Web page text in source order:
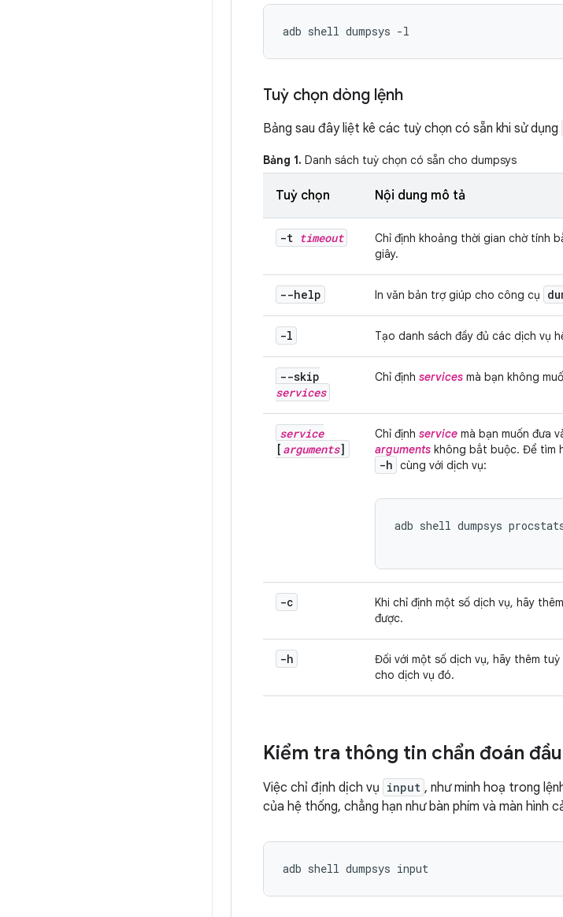
Tuỳ chọn dòng lệnh
Bảng sau đây liệt kê các tuỳ chọn có sẵn khi sử dụng
Bảng 1. Danh sách tuỳ chọn có sẵn cho dumpsys
Tuỳ chọn Nội dung mô tả
-t timeout
Chỉ định khoảng thời gian chờ tính
giây.
--help In văn bản trợ giúp cho công cụ
-l Tạo danh sách đầy đủ các dịch vụ
--skip
services
Chỉ định services mà bạn không
service
[ arguments]
Chỉ định service mà bạn muốn đưa
arguments không bắt buộc. Để tìm
-h cùng với dịch vụ:
adb shell dumpsys
-c
Khi chỉ định một số dịch vụ, hãy
được.
-h
Đối với một số dịch vụ, hãy thêm
cho dịch vụ đó.
Kiểm tra thông tin chẩn đoán
Việc chỉ định dịch vụ input , như minh hoạ trong
của hệ thống, chẳng hạn như bàn phím và màn hình